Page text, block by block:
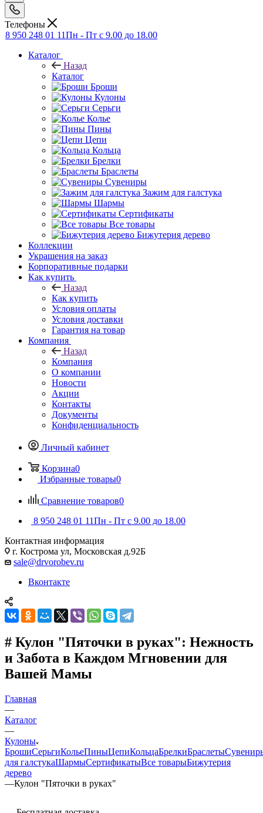
Телефоны
8 950 248 01 11Пн - Пт с 9.00 до 18.00
Каталог
Назад
Каталог
Броши
Кулоны
Серьги
Колье
Пины
Цепи
Кольца
Брелки
Браслеты
Сувениры
Зажим для галстука
Шармы
Сертификаты
Все товары
Бижутерия дерево
Коллекции
Украшения на заказ
Корпоративные подарки
Как купить
Назад
Как купить
Условия оплаты
Условия доставки
Гарантия на товар
Компания
Назад
Компания
О компании
Новости
Акции
Контакты
Документы
Конфиденциальность
Личный кабинет
Корзина0
Избранные товары0
Сравнение товаров0
8 950 248 01 11Пн - Пт с 9.00 до 18.00
Контактная информация
г. Кострома ул, Московская д.92Б
sale@drvorobev.ru
Вконтакте
# Кулон "Пяточки в руках": Нежность
и Забота в Каждом Мгновении для
Вашей Мамы
Главная
—
Каталог
—
Кулоны
БрошиСерьгиКольеПиныЦепиКольцаБрелкиБраслеты
для галстукаШармыСертификатыВсе товарыБижутерия
дерево
—Кулон "Пяточки в руках"